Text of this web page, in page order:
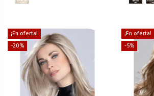
¡En oferta!
-20%
¡En oferta!
-5%